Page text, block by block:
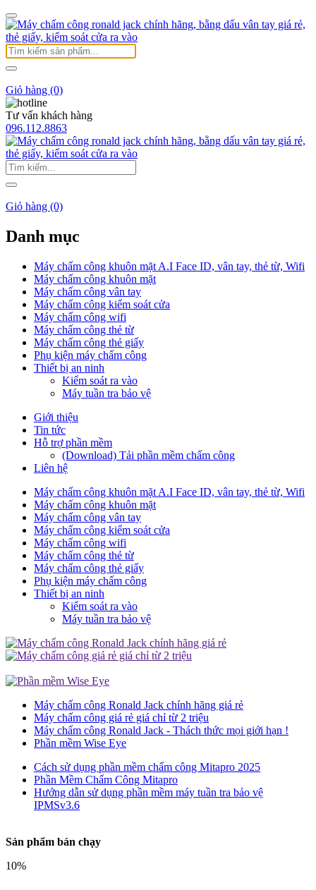
Giỏ hàng (0)
Tư vấn khách hàng
096.112.8863
Giỏ hàng (0)
Danh mục
Máy chấm công khuôn mặt A.I Face ID, vân tay, thẻ từ, Wifi
Máy chấm công khuôn mặt
Máy chấm công vân tay
Máy chấm công kiểm soát cửa
Máy chấm công wifi
Máy chấm công thẻ từ
Máy chấm công thẻ giấy
Phụ kiện máy chấm công
Thiết bị an ninh
Kiểm soát ra vào
Máy tuần tra bảo vệ
Giới thiệu
Tin tức
Hỗ trợ phần mềm
(Download) Tải phần mềm chấm công
Liên hệ
Máy chấm công khuôn mặt A.I Face ID, vân tay, thẻ từ, Wifi
Máy chấm công khuôn mặt
Máy chấm công vân tay
Máy chấm công kiểm soát cửa
Máy chấm công wifi
Máy chấm công thẻ từ
Máy chấm công thẻ giấy
Phụ kiện máy chấm công
Thiết bị an ninh
Kiểm soát ra vào
Máy tuần tra bảo vệ
Máy chấm công Ronald Jack chính hãng giá rẻ
Máy chấm công giá rẻ giá chỉ từ 2 triệu
Máy chấm công Ronald Jack - Thách thức mọi giới hạn !
Phần mềm Wise Eye
Cách sử dụng phần mềm chấm công Mitapro 2025
Phần Mềm Chấm Công Mitapro
Hướng dẫn sử dụng phần mềm máy tuần tra bảo vệ
IPMSv3.6
Sản phẩm bán chạy
10%